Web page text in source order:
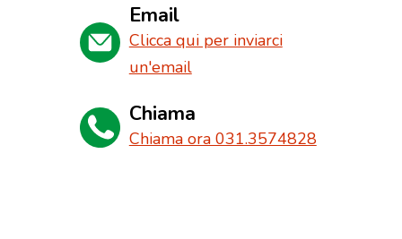
Email
Clicca qui per inviarci
un'email
Chiama
Chiama ora 031.3574828